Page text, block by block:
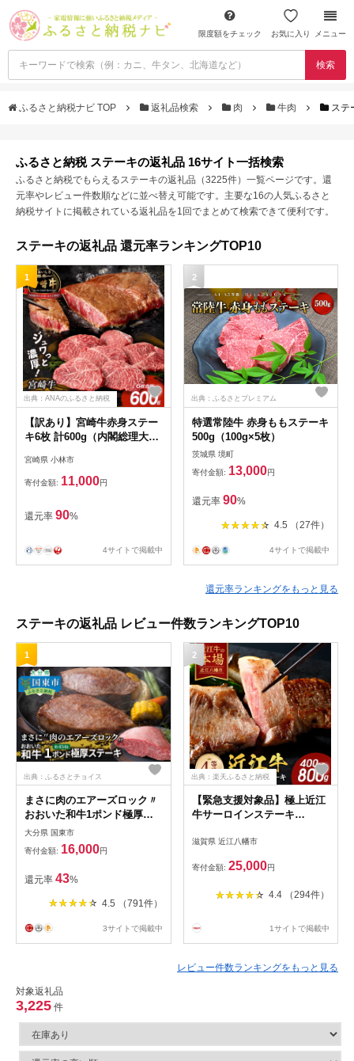
限度額をチェック お気に入り メニュー
検索
ふるさと納税ナビ TOP 返礼品検索 肉 牛肉 ステ
ふるさと納税 ステーキの返礼品 16サイト一括検索
ふるさと納税でもらえるステーキの返礼品（3225件）一覧ページです。還
元率やレビュー件数順などに並べ替え可能です。主要な16の人気ふるさと
納税サイトに掲載されている返礼品を1回でまとめて検索できて便利です。
ステーキの返礼品 還元率ランキングTOP10
1
出典：ANAのふるさと納税
【訳あり】宮崎牛赤身ステー
キ6枚 計600g（内閣総理大臣
牛 赤身 ステーキ 訳あり 宮崎
県）
宮崎県 小林市
寄付金額: 11,000円
還元率 90%
4サイトで掲載中
2
出典：ふるさとプレミアム
特選常陸牛 赤身ももステーキ
500g（100g×5枚）
茨城県 境町
寄付金額: 13,000円
還元率 90%
4.5 （27件）
4サイトで掲載中
還元率ランキングをもっと見る
ステーキの返礼品 レビュー件数ランキングTOP10
1
出典：ふるさとチョイス
まさに肉のエアーズロック〃
おおいた和牛1ポンド極厚ス
テーキ（29365A）
大分県 国東市
寄付金額: 16,000円
還元率 43%
4.5 （791件）
3サイトで掲載中
2
出典：楽天ふるさと納税
【緊急支援対象品】極上近江
牛サーロインステーキ
滋賀県 近江八幡市
寄付金額: 25,000円
4.4 （294件）
1サイトで掲載中
レビュー件数ランキングをもっと見る
対象返礼品
3,225 件